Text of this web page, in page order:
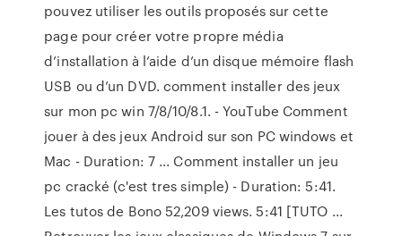
pouvez utiliser les outils proposés sur cette
page pour créer votre propre média
d’installation à l’aide d’un disque mémoire flash
USB ou d’un DVD. comment installer des jeux
sur mon pc win 7/8/10/8.1. - YouTube Comment
jouer à des jeux Android sur son PC windows et
Mac - Duration: 7 ... Comment installer un jeu
pc cracké (c'est tres simple) - Duration: 5:41.
Les tutos de Bono 52,209 views. 5:41 [TUTO ...